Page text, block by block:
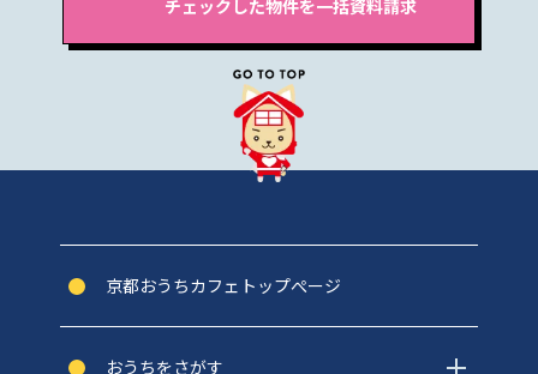
京都おうちカフェトップぺージ
おうちをさがす